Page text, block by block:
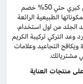
كما يقدم كود خصم ماي الورد اول طلب عروض كبري حتي 50% خصم
الطبيعية الرائعة
الجلد من اول استخدام،
التركي تركيبة الكريم
التجاعيد وعلامات
ماي الورد تخفيضات حتى 50% على منتجات العناية